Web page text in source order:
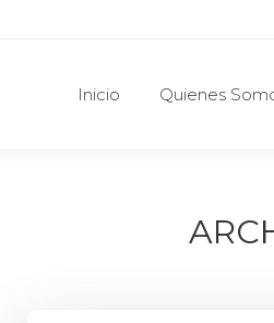
Inicio Quienes
Inicio Quienes